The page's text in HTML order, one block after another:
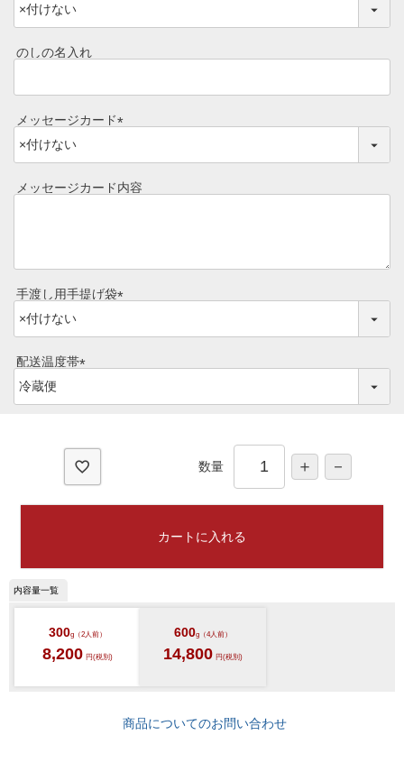
焼き方レシピ
レビュー一覧
牛肉部位一覧
商品券
(
必
須
のしの名入れ
メッセージカード
必
須
メッセージカード内容
手渡し用手提げ袋
必
配送温度帯
必
数量
カートに入れる
300g（2人前）
8,200 円(税別)
600g（4人前）
14,800 円(税別)
商品についてのお問い合わせ